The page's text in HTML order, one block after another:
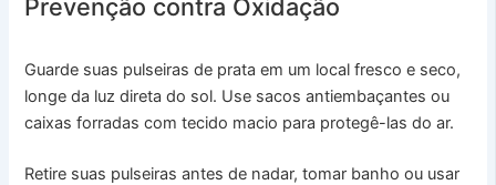
Prevenção contra Oxidação
Guarde suas pulseiras de prata em um local fresco e seco,
longe da luz direta do sol. Use sacos antiembaçantes ou
caixas forradas com tecido macio para protegê-las do ar.
Retire suas pulseiras antes de nadar, tomar banho ou usar